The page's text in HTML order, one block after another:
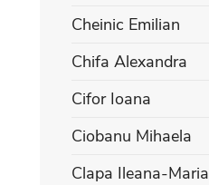
Cheinic Emilian
Chifa Alexandra
Cifor Ioana
Ciobanu Mihaela
Clapa Ileana-Maria